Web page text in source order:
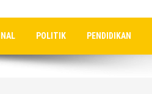
POLITIK PENDIDIKAN